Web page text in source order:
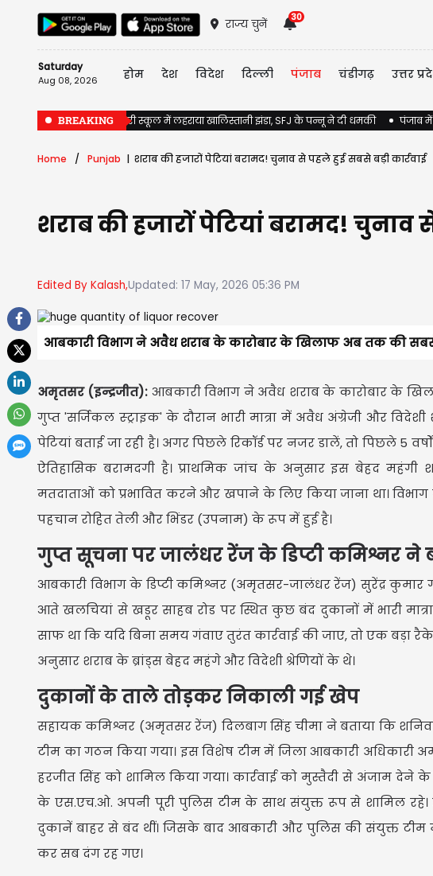
राज्य चुनें
30
Saturday
Aug 08, 2026 होम देश विदेश दिल्ली पंजाब चंडीगढ़ उत्तर
BREAKING
Jalandhar के सरकारी स्कूल में लहराया खालिस्तानी झंडा, SFJ के पन्नू ने दी धमकी पंजाब में
Home Punjab शराब की हजारों पेटियां बरामद! चुनाव से पहले हुई सबसे बड़ी कार्रवाई
शराब की हजारों पेटियां बरामद! चुनाव
Edited By Kalash,Updated: 17 May, 2026 05:36 PM
आबकारी विभाग ने अवैध शराब के कारोबार के खिलाफ अब तक की सबसे
अमृतसर (इन्द्रजीत): आबकारी विभाग ने अवैध शराब के कारोबार के
गुप्त 'सर्जिकल स्ट्राइक' के दौरान भारी मात्रा में अवैध अंग्रेजी और
पेटियां बताई जा रही है। अगर पिछले रिकॉर्ड पर नजर डालें, तो पिछले
ऐतिहासिक बरामदगी है। प्राथमिक जांच के अनुसार इस बेहद महंगी
मतदाताओं को प्रभावित करने और खपाने के लिए किया जाना था।
पहचान रोहित तेली और भिंडर (उपनाम) के रूप में हुई है।
गुप्त सूचना पर जालंधर रेंज के डिप्टी कमिश्नर ने
आबकारी विभाग के डिप्टी कमिश्नर (अमृतसर-जालंधर रेंज) सुरेंद्र
आते खलचियां से खडूर साहब रोड पर स्थित कुछ बंद दुकानों में भारी
साफ था कि यदि बिना समय गंवाए तुरंत कार्रवाई की जाए, तो एक
अनुसार शराब के ब्रांड्स बेहद महंगे और विदेशी श्रेणियों के थे।
दुकानों के ताले तोड़कर निकाली गई खेप
सहायक कमिश्नर (अमृतसर रेंज) दिलबाग सिंह चीमा ने बताया कि
टीम का गठन किया गया। इस विशेष टीम में जिला आबकारी
हरजीत सिंह को शामिल किया गया। कार्रवाई को मुस्तैदी से अंजाम
के एस.एच.ओ. अपनी पूरी पुलिस टीम के साथ संयुक्त रूप से शामिल
दुकानें बाहर से बंद थीं। जिसके बाद आबकारी और पुलिस की संयुक्त
कर सब दंग रह गए।